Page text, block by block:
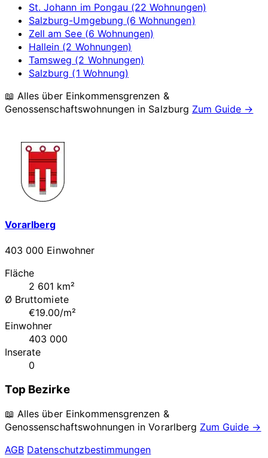
St. Johann im Pongau (22 Wohnungen)
Salzburg-Umgebung (6 Wohnungen)
Zell am See (6 Wohnungen)
Hallein (2 Wohnungen)
Tamsweg (2 Wohnungen)
Salzburg (1 Wohnung)
📖 Alles über Einkommensgrenzen &
Genossenschaftswohnungen in Salzburg Zum Guide →
Vorarlberg
403 000 Einwohner
Fläche
2 601 km²
Ø Bruttomiete
€19.00/m²
Einwohner
403 000
Inserate
0
Top Bezirke
📖 Alles über Einkommensgrenzen &
Genossenschaftswohnungen inVorarlberg Zum Guide →
AGB Datenschutzbestimmungen